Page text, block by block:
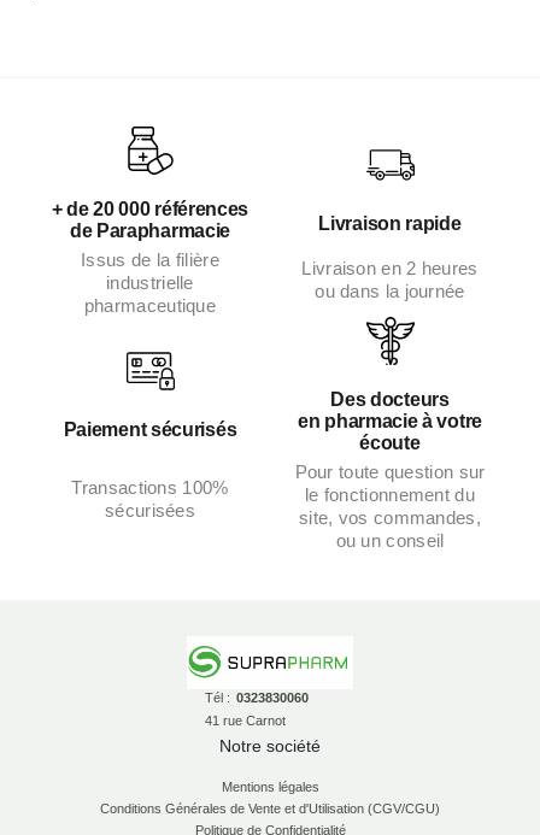
+ de 20 000 références
de Parapharmacie
Issus de la filière
industrielle
pharmaceutique
Livraison rapide
Livraison en 2 heures
ou dans la journée
Paiement sécurisés
Transactions 100%
sécurisées
Des docteurs
en pharmacie à votre
écoute
Pour toute question sur
le fonctionnement du
site, vos commandes,
ou un conseil
Tél : 0323830060
41 rue Carnot
Notre société
Mentions légales
Conditions Générales de Vente et d'Utilisation (CGV/CGU)
Politique de Confidentialité